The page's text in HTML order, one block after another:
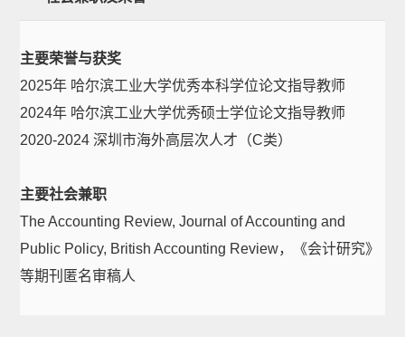
主要荣誉与获奖
2025年 哈尔滨工业大学优秀本科学位论文指导教师
2024年 哈尔滨工业大学优秀硕士学位论文指导教师
2020-2024 深圳市海外高层次人才（C类）
主要社会兼职
The Accounting Review, Journal of Accounting and
Public Policy, British Accounting Review，《会计研究》
等期刊匿名审稿人